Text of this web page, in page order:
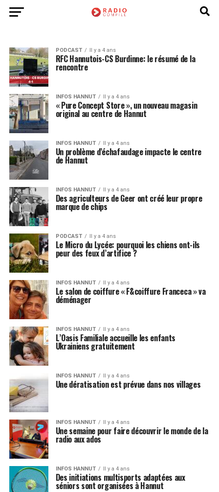
PODCAST Il y a 4 ans
RFC Hannutois-CS Burdinne: le résumé de la
rencontre
INFOS HANNUT Il y a 4 ans
« Pure Concept Store », un nouveau magasin
original au centre de Hannut
INFOS HANNUT Il y a 4 ans
Un problème d’échafaudage impacte le centre
de Hannut
INFOS HANNUT Il y a 4 ans
Des agriculteurs de Geer ont créé leur propre
marque de chips
PODCAST Il y a 4 ans
Le Micro du Lycée: pourquoi les chiens ont-ils
peur des feux d’artifice ?
INFOS HANNUT Il y a 4 ans
Le salon de coiffure « F&coiffure Franceca » va
déménager
INFOS HANNUT Il y a 4 ans
L’Oasis Familiale accueille les enfants
Ukrainiens gratuitement
INFOS HANNUT Il y a 4 ans
Une dératisation est prévue dans nos villages
INFOS HANNUT Il y a 4 ans
Une semaine pour faire découvrir le monde de la
radio aux ados
INFOS HANNUT Il y a 4 ans
Des initiations multisports adaptées aux
séniors sont organisées à Hannut